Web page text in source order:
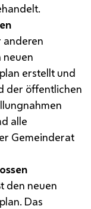
anderen
neuen
erstellt und
der öffentlichen
alle
Gemeinderat
den neuen
Das